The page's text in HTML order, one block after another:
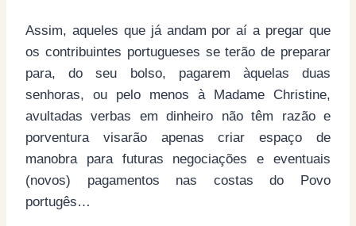
Assim, aqueles que já andam por aí a pregar que
os contribuintes portugueses se terão de preparar
para, do seu bolso, pagarem àquelas duas
senhoras, ou pelo menos à Madame Christine,
avultadas verbas em dinheiro não têm razão e
porventura visarão apenas criar espaço de
manobra para futuras negociações e eventuais
(novos) pagamentos nas costas do Povo
portugês…